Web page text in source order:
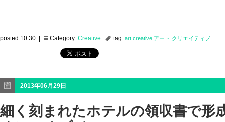
posted 10:30 | Category: Creative tag: art creative アート クリエイティブ
2013年06月29日
細く刻まれたホテルの領収書で形